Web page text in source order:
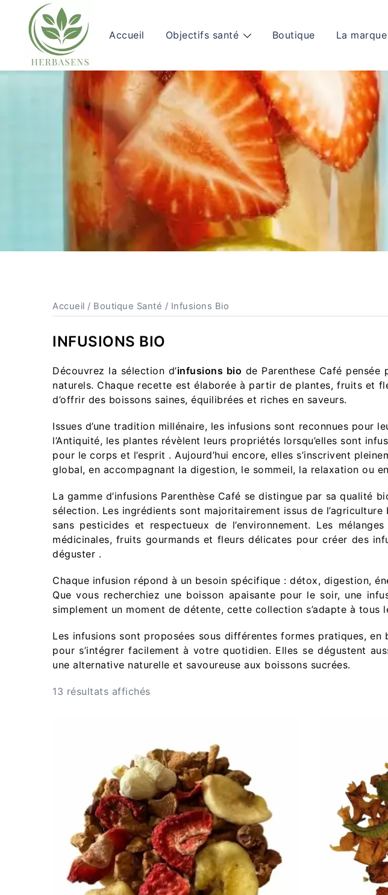
contenu
Accueil Objectifs santé Boutique La marque
Accueil / Boutique Santé / Infusions Bio
INFUSIONS BIO
Découvrez la sélection d’infusions bio de Parenthese Café
naturels. Chaque recette est élaborée à partir de plantes, fruits et
d’offrir des boissons saines, équilibrées et riches en saveurs.
Issues d’une tradition millénaire, les infusions sont reconnues pour
l’Antiquité, les plantes révèlent leurs propriétés lorsqu’elles sont
pour le corps et l’esprit . Aujourd’hui encore, elles s’inscrivent
global, en accompagnant la digestion, le sommeil, la relaxation ou
La gamme d’infusions Parenthèse Café se distingue par sa qualité
sélection. Les ingrédients sont majoritairement issus de
sans pesticides et respectueux de l’environnement. Les
médicinales, fruits gourmands et fleurs délicates pour créer des
déguster .
Chaque infusion répond à un besoin spécifique : détox, digestion,
Que vous recherchiez une boisson apaisante pour le soir, une
simplement un moment de détente, cette collection s’adapte à tous
Les infusions sont proposées sous différentes formes pratiques,
pour s’intégrer facilement à votre quotidien. Elles se dégustent
une alternative naturelle et savoureuse aux boissons sucrées.
13 résultats affichés